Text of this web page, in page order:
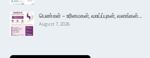
பெண்கள் – உரிமைகள், வாய்ப்புகள், வளங்கள்…
August 7, 2026